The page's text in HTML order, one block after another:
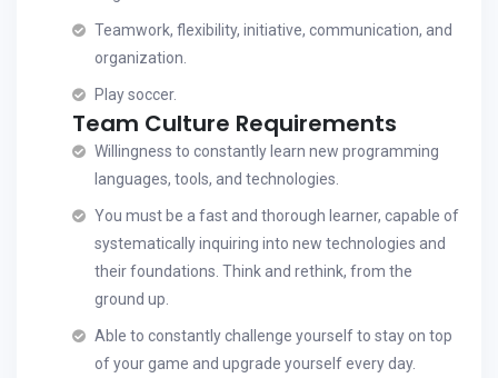
Teamwork, flexibility, initiative, communication, and
organization.
Play soccer.
Team Culture Requirements
Willingness to constantly learn new programming
languages, tools, and technologies.
You must be a fast and thorough learner, capable of
systematically inquiring into new technologies and
their foundations. Think and rethink, from the
ground up.
Able to constantly challenge yourself to stay on top
of your game and upgrade yourself every day.